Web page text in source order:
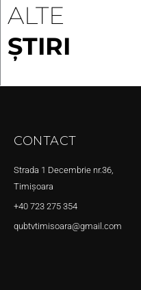
ALTE
ȘTIRI
CONTACT
Strada 1 Decembrie nr.36,
Timișoara
+40 723 275 354
qubtvtimisoara@gmail.com